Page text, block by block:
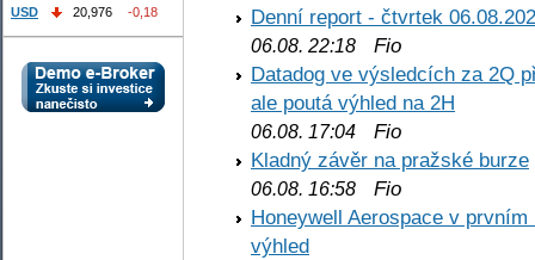
Denní report - čtvrtek
06.08. 22:18 Fio
Datadog ve výsledcích za 2Q
ale poutá výhled na 2H
06.08. 17:04 Fio
Kladný závěr na pražské burze
06.08. 16:58 Fio
Honeywell Aerospace v
výhled
USD
20,976 -0,18